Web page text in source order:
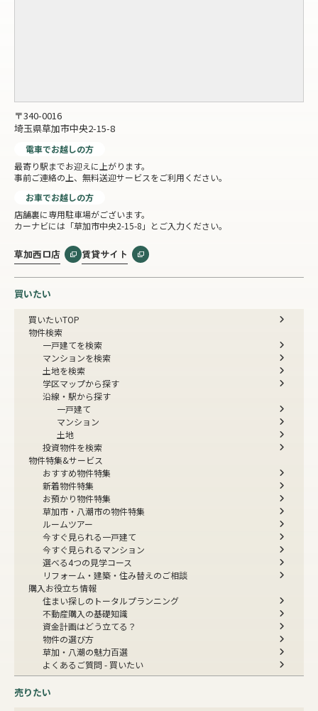
〒340-0016
埼玉県草加市中央2-15-8
電車でお越しの方
最寄り駅までお迎えに上がります。
事前ご連絡の上、無料送迎サービスをご利用ください。
お車でお越しの方
店舗裏に専用駐車場がございます。
カーナビには「草加市中央2-15-8」とご入力ください。
草加西口店 賃貸サイト
買いたい
買いたいTOP
物件検索
一戸建てを検索
マンションを検索
土地を検索
学区マップから探す
沿線・駅から探す
一戸建て
マンション
土地
投資物件を検索
物件特集&サービス
おすすめ物件特集
新着物件特集
お預かり物件特集
草加市・八潮市の物件特集
ルームツアー
今すぐ見られる一戸建て
今すぐ見られるマンション
選べる4つの見学コース
リフォーム・建築・住み替えのご相談
購入お役立ち情報
住まい探しのトータルプランニング
不動産購入の基礎知識
資金計画はどう立てる？
物件の選び方
草加・八潮の魅力百選
よくあるご質問 - 買いたい
売りたい